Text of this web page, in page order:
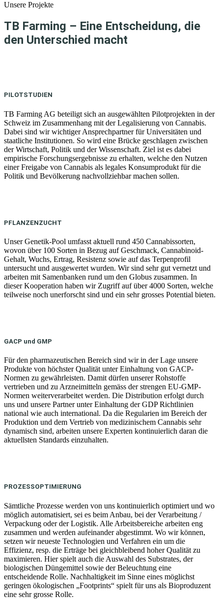
Unsere Projekte
TB Farming – Eine Entscheidung, die
den Unterschied macht
PILOTSTUDIEN
TB Farming AG beteiligt sich an ausgewählten Pilotprojekten in der
Schweiz im Zusammenhang mit der Legalisierung von Cannabis.
Dabei sind wir wichtiger Ansprechpartner für Universitäten und
staatliche Institutionen. So wird eine Brücke geschlagen zwischen
der Wirtschaft, Politik und der Wissenschaft. Ziel ist es dabei
empirische Forschungsergebnisse zu erhalten, welche den Nutzen
einer Freigabe von Cannabis als legales Konsumprodukt für die
Politik und Bevölkerung nachvollziehbar machen sollen.
PFLANZENZUCHT
Unser Genetik-Pool umfasst aktuell rund 450 Cannabissorten,
wovon über 100 Sorten in Bezug auf Geschmack, Cannabinoid-
Gehalt, Wuchs, Ertrag, Resistenz sowie auf das Terpenprofil
untersucht und ausgewertet wurden. Wir sind sehr gut vernetzt und
arbeiten mit Samenbanken rund um den Globus zusammen. In
dieser Kooperation haben wir Zugriff auf über 4000 Sorten, welche
teilweise noch unerforscht sind und ein sehr grosses Potential bieten.
GACP und GMP
Für den pharmazeutischen Bereich sind wir in der Lage unsere
Produkte von höchster Qualität unter Einhaltung von GACP-
Normen zu gewährleisten. Damit dürfen unserer Rohstoffe
vertrieben und zu Arzneimitteln gemäss der strengen EU-GMP-
Normen weiterverarbeitet werden. Die Distribution erfolgt durch
uns und unsere Partner unter Einhaltung der GDP Richtlinien
national wie auch international. Da die Regularien im Bereich der
Produktion und dem Vertrieb von medizinischem Cannabis sehr
dynamisch sind, arbeiten unsere Experten kontinuierlich daran die
aktuellsten Standards einzuhalten.
PROZESSOPTIMIERUNG
Sämtliche Prozesse werden von uns kontinuierlich optimiert und wo
möglich automatisiert, sei es beim Anbau, bei der Verarbeitung /
Verpackung oder der Logistik. Alle Arbeitsbereiche arbeiten eng
zusammen und werden aufeinander abgestimmt. Wo wir können,
setzen wir neueste Technologien und Verfahren ein um die
Effizienz, resp. die Erträge bei gleichbleibend hoher Qualität zu
maximieren. Hier spielt auch die Auswahl des Substrates, der
biologischen Düngemittel sowie der Beleuchtung eine
entscheidende Rolle. Nachhaltigkeit im Sinne eines möglichst
geringen ökologischen „Footprints“ spielt für uns als Bioproduzent
eine sehr grosse Rolle.